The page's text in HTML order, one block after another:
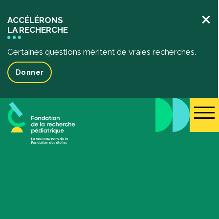
ACCÉLÉRONS
LA RECHERCHE
Certaines questions méritent de vraies recherches.
Donner
×
La recherche pédiatrique
Votre impact
L’impact de vos dons